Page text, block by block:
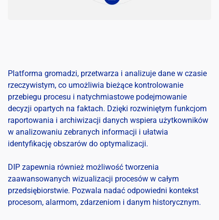
Platforma gromadzi, przetwarza i analizuje dane w czasie
rzeczywistym, co umożliwia bieżące kontrolowanie
przebiegu procesu i natychmiastowe podejmowanie
decyzji opartych na faktach. Dzięki rozwiniętym funkcjom
raportowania i archiwizacji danych wspiera użytkowników
w analizowaniu zebranych informacji i ułatwia
identyfikację obszarów do optymalizacji.
DIP zapewnia również możliwość tworzenia
zaawansowanych wizualizacji procesów w całym
przedsiębiorstwie. Pozwala nadać odpowiedni kontekst
procesom, alarmom, zdarzeniom i danym historycznym.